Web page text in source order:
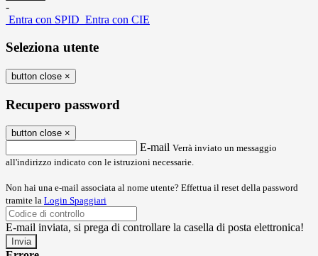
-
Entra con SPID Entra con CIE
Seleziona utente
button close ×
Recupero password
button close ×
E-mail Verrà inviato un messaggio
all'indirizzo indicato con le istruzioni necessarie.
Non hai una e-mail associata al nome utente? Effettua il reset della password
tramite la Login Spaggiari
E-mail inviata, si prega di controllare la casella di posta elettronica!